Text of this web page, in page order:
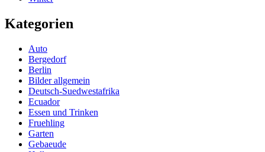
Kategorien
Auto
Bergedorf
Berlin
Bilder allgemein
Deutsch-Suedwestafrika
Ecuador
Essen und Trinken
Fruehling
Garten
Gebaeude